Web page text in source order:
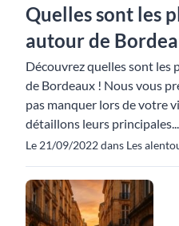
Quelles sont les
autour de
Découvrez quelles sont les
de Bordeaux ! Nous vous
pas manquer lors de votre
détaillons leurs principales...
Le 21/09/2022 dans Les